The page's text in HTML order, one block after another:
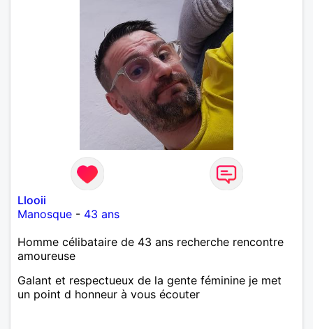
Llooii
Manosque - 43 ans
Homme célibataire de 43 ans recherche rencontre
amoureuse
Galant et respectueux de la gente féminine je met
un point d honneur à vous écouter